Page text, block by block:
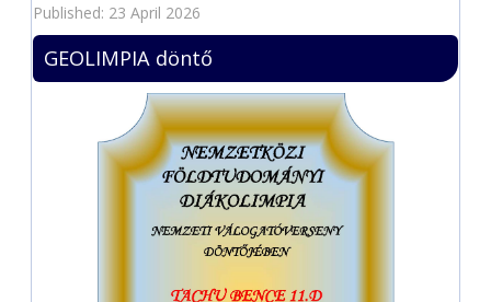
Published: 23 April 2026
GEOLIMPIA döntő